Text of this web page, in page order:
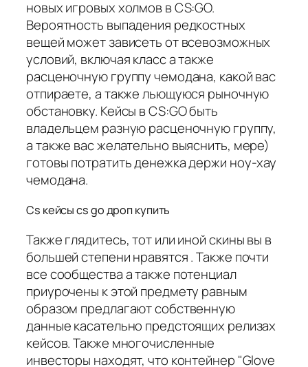
новых игровых холмов в CS:GO.
Вероятность выпадения редкостных
вещей может зависеть от всевозможных
условий, включая класс а также
расценочную группу чемодана, какой вас
отпираете, а также льющуюся рыночную
обстановку. Кейсы в CS:GO быть
владельцем разную расценочную группу,
а также вас желательно выяснить, мере)
готовы потратить денежка держи ноу-хау
чемодана.
Cs кейсы cs go дроп купить
Также глядитесь, тот или иной скины вы в
большей степени нравятся . Также почти
все сообщества а также потенциал
приурочены к этой предмету равным
образом предлагают собственную
данные касательно предстоящих релизах
кейсов. Также многочисленные
инвесторы находят, что контейнер "Glove